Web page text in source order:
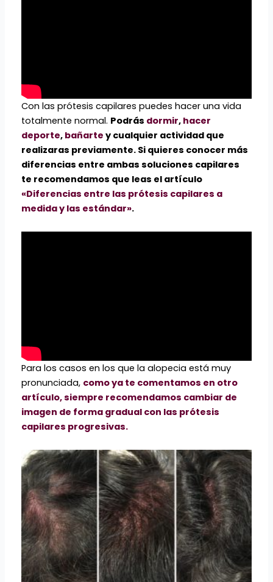
Con las prótesis capilares puedes hacer una vida
totalmente normal. Podrás dormir, hacer
deporte, bañarte y cualquier actividad que
realizaras previamente. Si quieres conocer más
diferencias entre ambas soluciones capilares
te recomendamos que leas el artículo
«Diferencias entre las prótesis capilares a
medida y las estándar».
Para los casos en los que la alopecia está muy
pronunciada, como ya te comentamos en otro
artículo, siempre recomendamos cambiar de
imagen de forma gradual con las prótesis
capilares progresivas.